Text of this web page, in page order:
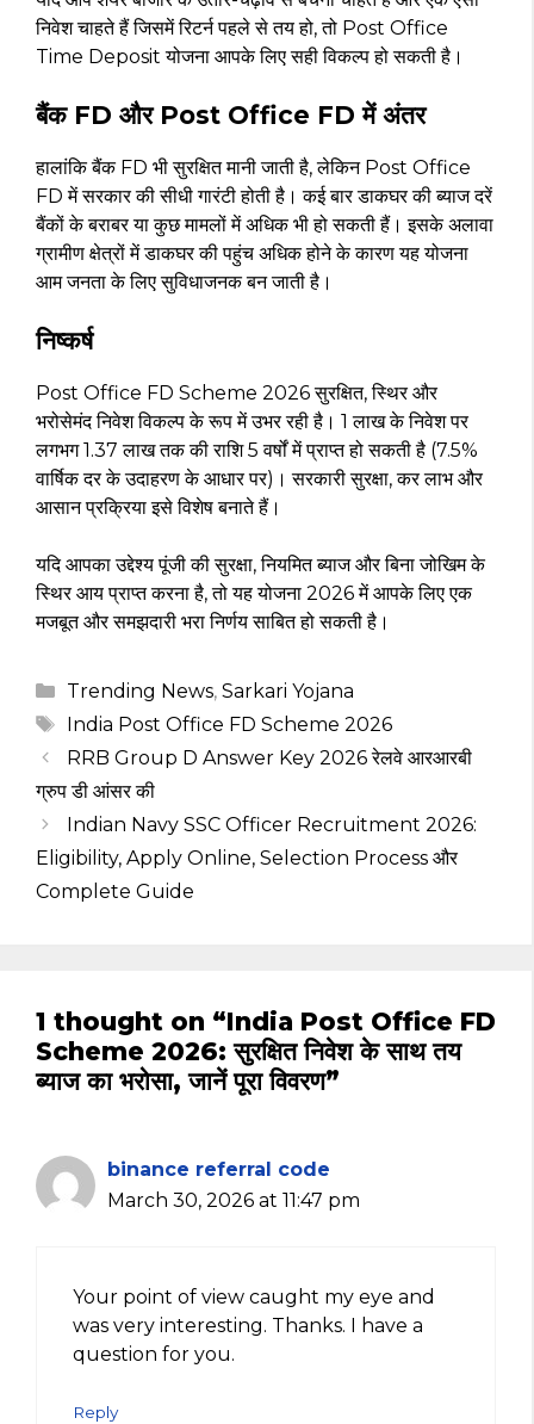
निवेश चाहते हैं जिसमें रिटर्न पहले से तय हो, तो Post Office
Time Deposit योजना आपके लिए सही विकल्प हो सकती है।
बैंक FD और Post Office FD में अंतर
हालांकि बैंक FD भी सुरक्षित मानी जाती है, लेकिन Post Office
FD में सरकार की सीधी गारंटी होती है। कई बार डाकघर की ब्याज दरें
बैंकों के बराबर या कुछ मामलों में अधिक भी हो सकती हैं। इसके अलावा
ग्रामीण क्षेत्रों में डाकघर की पहुंच अधिक होने के कारण यह योजना
आम जनता के लिए सुविधाजनक बन जाती है।
निष्कर्ष
Post Office FD Scheme 2026 सुरक्षित, स्थिर और
भरोसेमंद निवेश विकल्प के रूप में उभर रही है। ₹1 लाख के निवेश पर
लगभग ₹1.37 लाख तक की राशि 5 वर्षों में प्राप्त हो सकती है (7.5%
वार्षिक दर के उदाहरण के आधार पर)। सरकारी सुरक्षा, कर लाभ और
आसान प्रक्रिया इसे विशेष बनाते हैं।
यदि आपका उद्देश्य पूंजी की सुरक्षा, नियमित ब्याज और बिना जोखिम के
स्थिर आय प्राप्त करना है, तो यह योजना 2026 में आपके लिए एक
मजबूत और समझदारी भरा निर्णय साबित हो सकती है।
Categories
Trending News, Sarkari Yojana
Tags
India Post Office FD Scheme 2026
RRB Group D Answer Key 2026 रेलवे आरआरबी
ग्रुप डी आंसर की
Indian Navy SSC Officer Recruitment 2026:
Eligibility, Apply Online, Selection Process और
Complete Guide
1 thought on “India Post Office FD
Scheme 2026: सुरक्षित निवेश के साथ तय
ब्याज का भरोसा, जानें पूरा विवरण”
binance referral code
March 30, 2026 at 11:47 pm
Your point of view caught my eye and
was very interesting. Thanks. I have a
question for you.
Reply